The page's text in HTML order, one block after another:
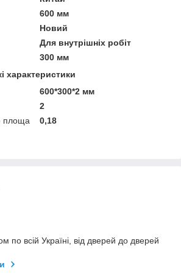
600 мм
Новий
Для внутрішніх робіт
300 мм
характеристики
600*300*2 мм
2
площа
0,18
по всій Україні, від дверей до дверей